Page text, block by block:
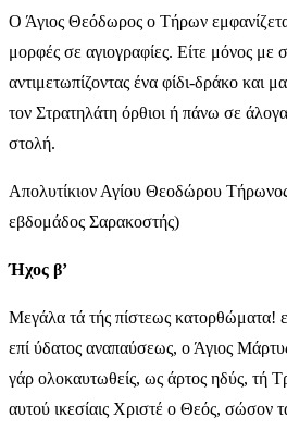
Ο Άγιος Θεόδωρος ο Τήρων
μορφές σε αγιογραφίες. Είτε μόνος με
αντιμετωπίζοντας ένα φίδι-δράκο και
τον Στρατηλάτη όρθιοι ή πάνω σε
στολή.
Απολυτίκιον Αγίου Θεοδώρου
εβδομάδος Σαρακοστής)
Ήχος β’
Μεγάλα τά τής πίστεως κατορθώματα!
επί ύδατος αναπαύσεως, ο Άγιος
γάρ ολοκαυτωθείς, ως άρτος ηδύς, τή
αυτού ικεσίαις Χριστέ ο Θεός, σώσον